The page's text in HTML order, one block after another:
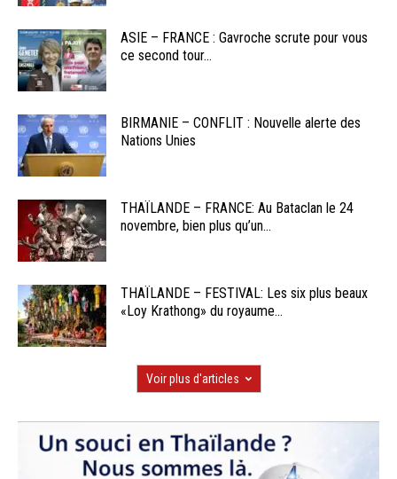
ASIE – FRANCE : Gavroche scrute pour vous
ce second tour...
BIRMANIE – CONFLIT : Nouvelle alerte des
Nations Unies
THAÏLANDE – FRANCE: Au Bataclan le 24
novembre, bien plus qu’un...
THAÏLANDE – FESTIVAL: Les six plus beaux
«Loy Krathong» du royaume...
Voir plus d'articles